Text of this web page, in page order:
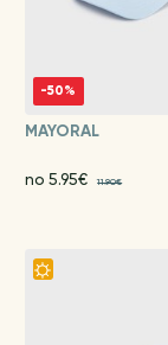
-50%
MAYORAL
no 5.95€ 11.90€